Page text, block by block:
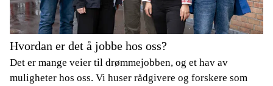
Hvordan er det å jobbe hos oss?
Det er mange veier til drømmejobben, og et hav av
muligheter hos oss. Vi huser rådgivere og forskere som